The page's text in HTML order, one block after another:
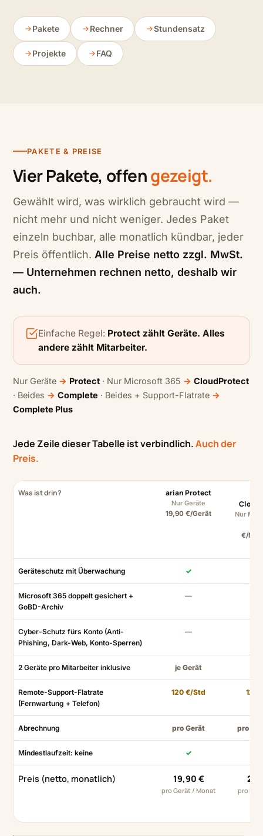
Pakete Rechner Stundensatz
Projekte FAQ
PAKETE & PREISE
Vier Pakete, offengezeigt.
Gewählt wird, was wirklich gebraucht wird —
nicht mehr und nicht weniger. Jedes Paket
einzeln buchbar, alle monatlich kündbar, jeder
Preis öffentlich. Alle Preise netto zzgl. MwSt.
— Unternehmen rechnen netto, deshalb wir
auch.
Einfache Regel: Protect zählt Geräte. Alles
andere zählt Mitarbeiter.
Nur Geräte → Protect · Nur Microsoft 365 → CloudProtect
· Beides → Complete · Beides + Support-Flatrate →
Complete Plus
Jede Zeile dieser Tabelle ist verbindlich.Auch der
Preis.
Was ist drin? arian Protect
Nur Geräte
19,90 €/Gerät
Nur
€/
Geräteschutz mit Überwachung ✓
Microsoft 365 doppelt gesichert +
GoBD-Archiv
—
Cyber-Schutz fürs Konto (Anti-
Phishing, Dark-Web, Konto-Sperren)
—
2 Geräte pro Mitarbeiter inklusive je Gerät
Remote-Support-Flatrate
(Fernwartung + Telefon)
120 €/Std 120
Abrechnung pro Gerät pro
Mindestlaufzeit: keine ✓
Preis (netto, monatlich) 19,90 €
pro Gerät / Monat
pro